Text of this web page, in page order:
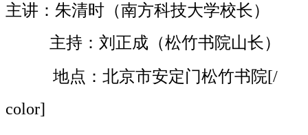
主讲：朱清时（南方科技大学校长）
主持：刘正成（松竹书院山长）
地点：北京市安定门松竹书院[/
color]